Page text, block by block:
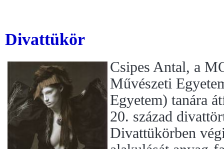
Divattükör
Csipes Antal, a
Művészeti
Egyetem) tanára
20. század
Divattükörben